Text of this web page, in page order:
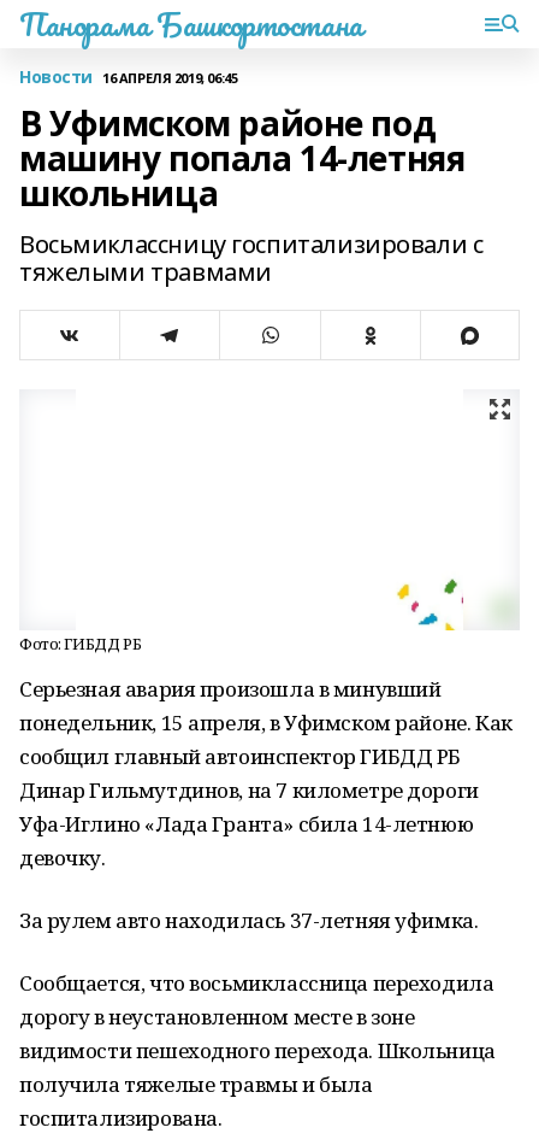
Панорама Башкортостана
Новости 16 АПРЕЛЯ 2019, 06:45
В Уфимском районе под
машину попала 14-летняя
школьница
Восьмиклассницу госпитализировали с
тяжелыми травмами
Фото: ГИБДД РБ
Серьезная авария произошла в минувший
понедельник, 15 апреля, в Уфимском районе. Как
сообщил главный автоинспектор ГИБДД РБ
Динар Гильмутдинов, на 7 километре дороги
Уфа-Иглино «Лада Гранта» сбила 14-летнюю
девочку.
За рулем авто находилась 37-летняя уфимка.
Сообщается, что восьмиклассница переходила
дорогу в неустановленном месте в зоне
видимости пешеходного перехода. Школьница
получила тяжелые травмы и была
госпитализирована.